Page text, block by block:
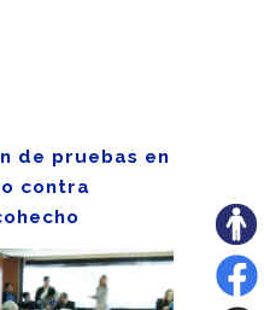
de pruebas en
contra